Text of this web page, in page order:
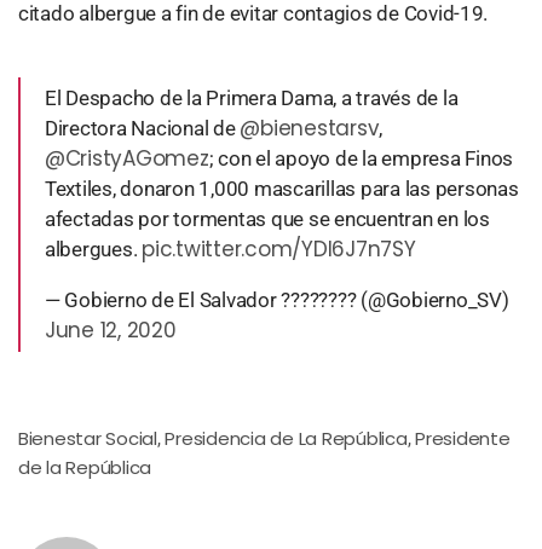
citado albergue a fin de evitar contagios de Covid-19.
El Despacho de la Primera Dama, a través de la
Directora Nacional de @bienestarsv,
@CristyAGomez; con el apoyo de la empresa Finos
Textiles, donaron 1,000 mascarillas para las personas
afectadas por tormentas que se encuentran en los
albergues. pic.twitter.com/YDl6J7n7SY
— Gobierno de El Salvador ???????? (@Gobierno_SV)
June 12, 2020
Bienestar Social,Presidencia de La República,Presidente
de la República